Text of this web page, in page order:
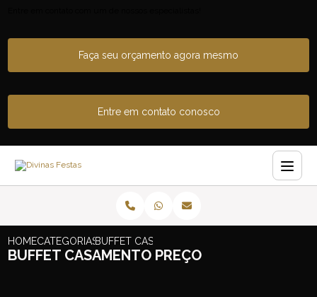
Faça seu orçamento agora mesmo
Entre em contato conosco
HOMECATEGORIASBUFFET CASAMENTO PREÇO
BUFFET CASAMENTO PREÇO